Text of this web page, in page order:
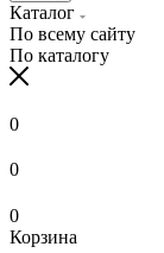
Каталог
По всему сайту
По каталогу
0
0
0
Корзина